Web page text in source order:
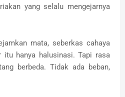
yang selalu mengejarnya
mata, seberkas cahaya
hanya halusinasi. Tapi rasa
berbeda. Tidak ada beban,